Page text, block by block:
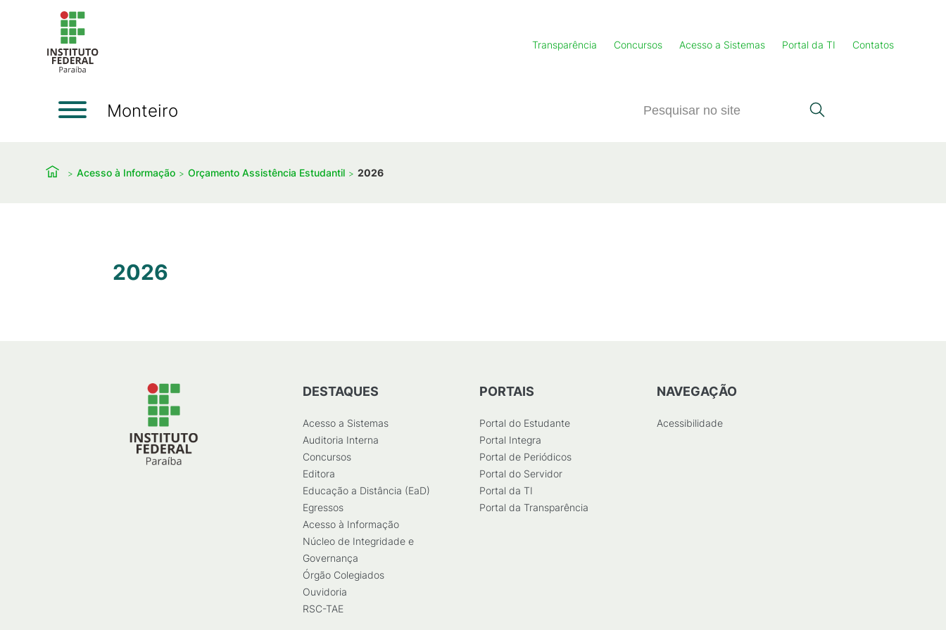
Transparência Concursos Acesso a Sistemas Portal da TI Contatos
Monteiro
Acesso à Informação Orçamento Assistência Estudantil 2026
2026
DESTAQUES
Acesso a Sistemas
Auditoria Interna
Concursos
Editora
Educação a Distância (EaD)
Egressos
Acesso à Informação
Núcleo de Integridade e
Governança
Órgão Colegiados
Ouvidoria
RSC-TAE
PORTAIS
Portal do Estudante
Portal Integra
Portal de Periódicos
Portal do Servidor
Portal da TI
Portal da Transparência
NAVEGAÇÃO
Acessibilidade